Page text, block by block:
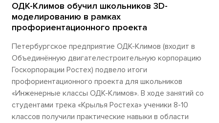
ОДК-Климов обучил школьников 3D-
моделированию в рамках
профориентационного проекта
Петербургское предприятие ОДК-Климов (входит в
Объединённую двигателестроительную корпорацию
Госкорпорации Ростех) подвело итоги
профориентационного проекта для школьников
«Инженерные классы ОДК-Климов». В ходе занятий со
студентами трека «Крылья Ростеха» ученики 8-10
классов получили практические навыки в области